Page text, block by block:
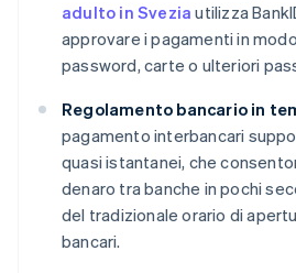
adulto in Svezia utilizza
approvare i pagamenti in
password, carte o ulteriori
Regolamento bancario in
pagamento interbancari
quasi istantanei, che
denaro tra banche in pochi
del tradizionale orario di
bancari.